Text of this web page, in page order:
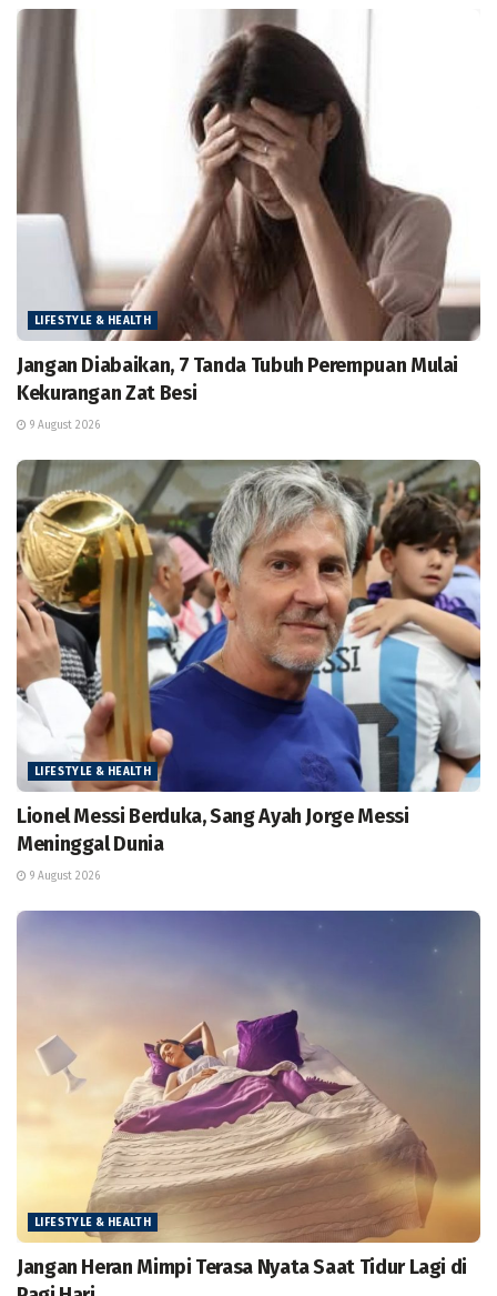
LIFESTYLE & HEALTH
Jangan Diabaikan, 7 Tanda Tubuh Perempuan Mulai
Kekurangan Zat Besi
9 August 2026
LIFESTYLE & HEALTH
Lionel Messi Berduka, Sang Ayah Jorge Messi
Meninggal Dunia
9 August 2026
LIFESTYLE & HEALTH
Jangan Heran Mimpi Terasa Nyata Saat Tidur Lagi di